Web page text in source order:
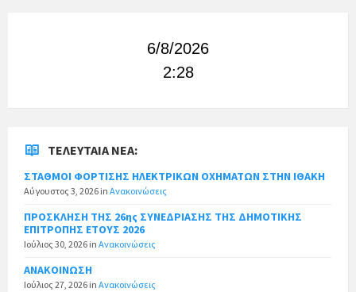
6/8/2026
2:28
ΤΕΛΕΥΤΑΊΑ ΝΈΑ:
ΣΤΑΘΜΟΙ ΦΟΡΤΙΣΗΣ ΗΛΕΚΤΡΙΚΩΝ ΟΧΗΜΑΤΩΝ ΣΤΗΝ ΙΘΑΚΗ
Αύγουστος 3, 2026 in Ανακοινώσεις
ΠΡΟΣΚΛΗΣΗ ΤΗΣ 26ης ΣΥΝΕΔΡΙΑΣΗΣ ΤΗΣ ΔΗΜΟΤΙΚΗΣ
ΕΠΙΤΡΟΠΗΣ ΕΤΟΥΣ 2026
Ιούλιος 30, 2026 in Ανακοινώσεις
ΑΝΑΚΟΙΝΩΣΗ
Ιούλιος 27, 2026 in Ανακοινώσεις